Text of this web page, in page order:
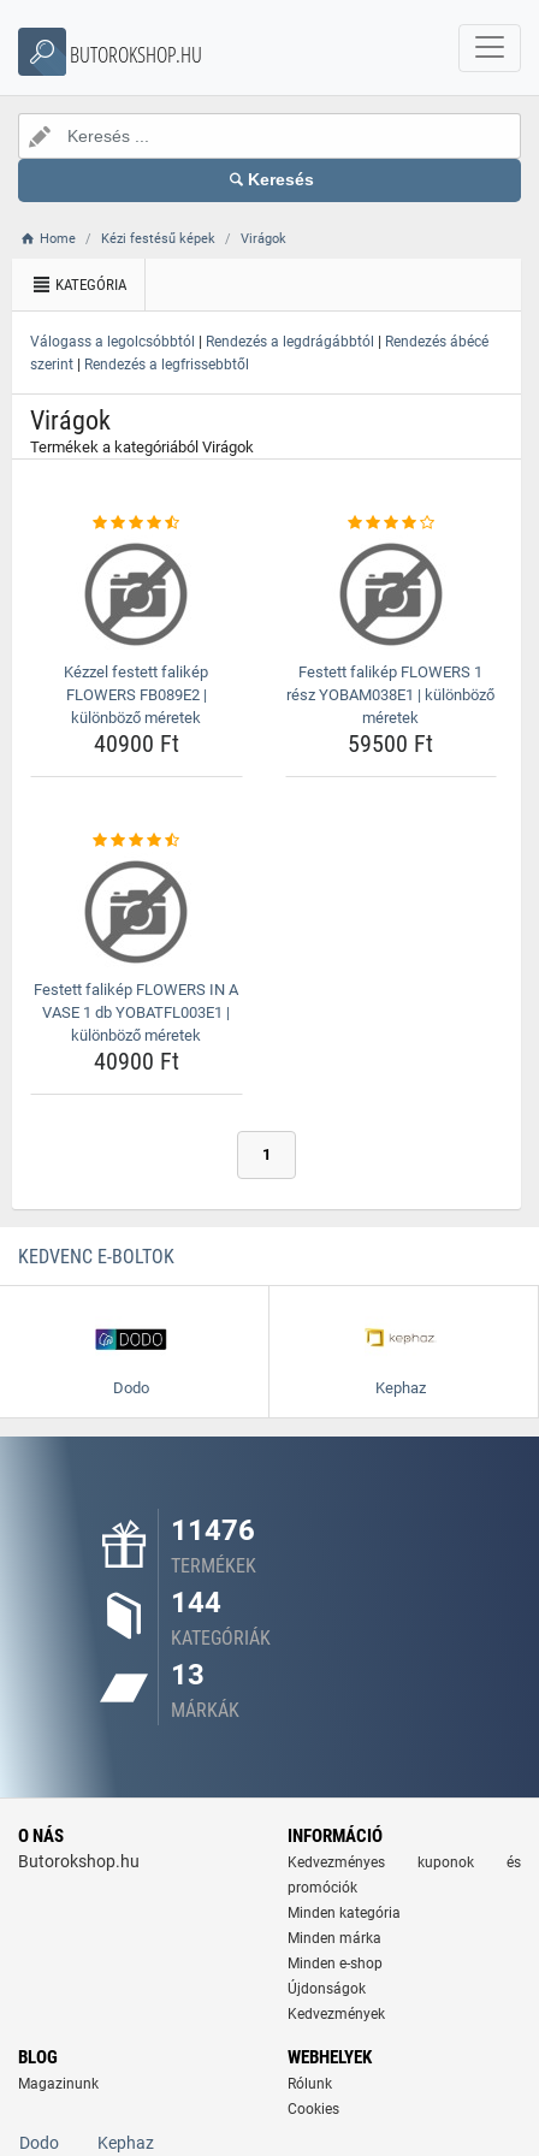
BUTOROKSHOP.HU
Keresés
Home Kézi festésű képek Virágok
KATEGÓRIA
Válogass a legolcsóbbtól | Rendezés a legdrágábbtól | Rendezés ábécé
szerint | Rendezés a legfrissebbtől
Virágok
Termékek a kategóriából Virágok
Kézzel festett falikép
FLOWERS FB089E2 |
különböző méretek
40900 Ft
Festett falikép FLOWERS 1
rész YOBAM038E1 | különböző
méretek
59500 Ft
Festett falikép FLOWERS IN A
VASE 1 db YOBATFL003E1 |
különböző méretek
40900 Ft
1
KEDVENC E-BOLTOK
Dodo Kephaz
11476
TERMÉKEK
144
KATEGÓRIÁK
13
MÁRKÁK
O NÁS
Butorokshop.hu
INFORMÁCIÓ
Kedvezményes kuponok és
promóciók
Minden kategória
Minden márka
Minden e-shop
Újdonságok
Kedvezmények
BLOG
Magazinunk
WEBHELYEK
Rólunk
Cookies
Dodo Kephaz